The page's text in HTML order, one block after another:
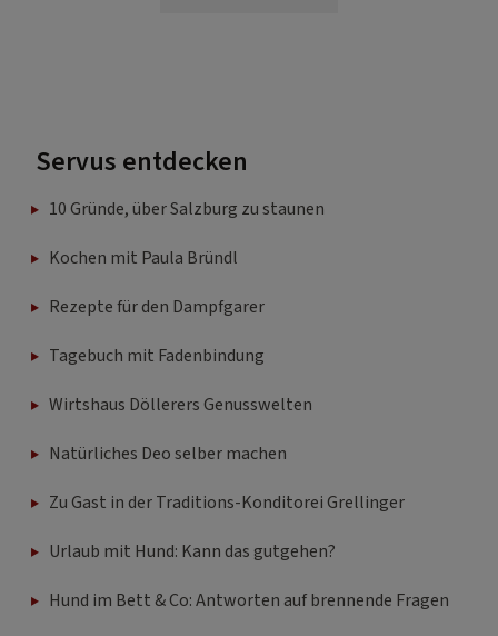
Servus entdecken
10 Gründe, über Salzburg zu staunen
Kochen mit Paula Bründl
Rezepte für den Dampfgarer
Tagebuch mit Fadenbindung
Wirtshaus Döllerers Genusswelten
Natürliches Deo selber machen
Zu Gast in der Traditions-Konditorei Grellinger
Urlaub mit Hund: Kann das gutgehen?
Hund im Bett & Co: Antworten auf brennende Fragen